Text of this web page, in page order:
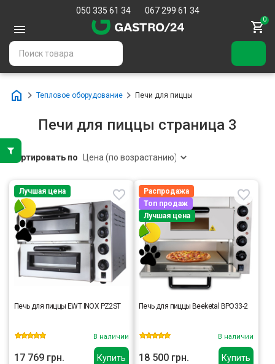
050 335 61 34 067 299 61 34
0
Тепловое оборудование Печи для пиццы
Печи для пиццы страница 3
Сортировать по
Купить
Лучшая цена
Печь для пиццы EWT INOX PZ2ST
В наличии
17 769 грн. Купить
Распродажа
Топ продаж
Лучшая цена
Печь для пиццы Beeketal BPO33-2
В наличии
18 500 грн.